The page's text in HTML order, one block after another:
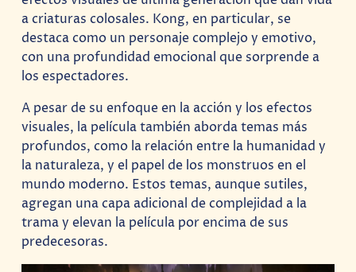
a criaturas colosales. Kong, en particular, se
destaca como un personaje complejo y emotivo,
con una profundidad emocional que sorprende a
los espectadores.
A pesar de su enfoque en la acción y los efectos
visuales, la película también aborda temas más
profundos, como la relación entre la humanidad y
la naturaleza, y el papel de los monstruos en el
mundo moderno. Estos temas, aunque sutiles,
agregan una capa adicional de complejidad a la
trama y elevan la película por encima de sus
predecesoras.